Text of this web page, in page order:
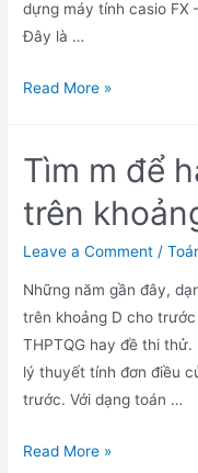
dựng máy tính casio FX
Đây là …
Tìm
nghịch
bằng
máy
Read More »
Tìm m để
trên
Leave a Comment /
Những năm gần đây,
trên khoảng D cho
THPTQG hay đề thi
lý thuyết tính đơn điều
trước. Với dạng toán …
Tìm
Read More »